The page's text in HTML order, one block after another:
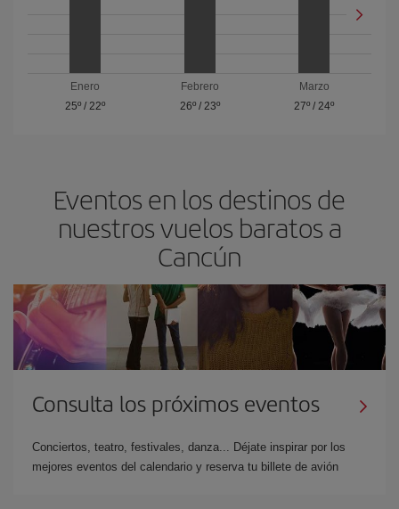
Enero
25º/ 22º
Febrero
26º/ 23º
Marzo
27º /24º
Eventos en los destinos de
nuestros vuelos baratos a
Cancún
Consulta los próximos eventos
Conciertos, teatro, festivales, danza... Déjate inspirar por los
mejores eventos del calendario y reserva tu billete de avión